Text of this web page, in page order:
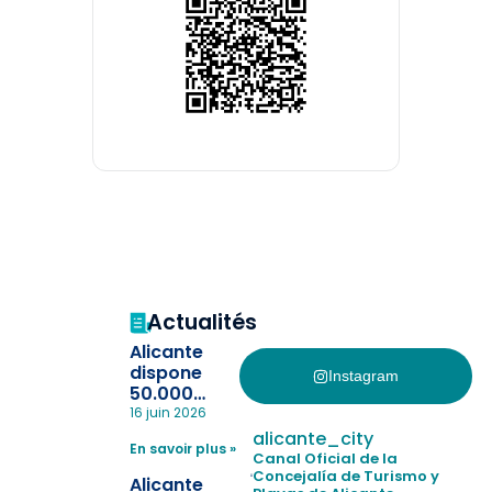
Actualités
Alicante
dispone
50.000
pulseras
la
pérdida de niños
16 juin 2026
En savoir plus »
Alicante
Instagram
alicante_city
Canal Oficial de la
Concejalía de Turismo y